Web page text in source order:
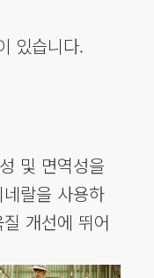
있습니다.
및 면역성을
랄을 사용하
개선에 뛰어